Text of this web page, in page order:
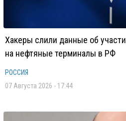
Хакеры слили данные об
на нефтяные терминалы в РФ
РОССИЯ
07 Августа 2026 - 17:44